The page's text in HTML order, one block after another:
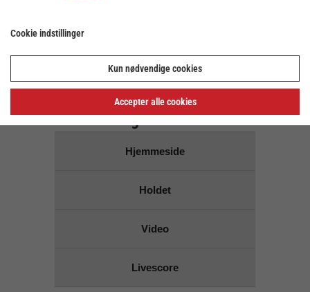
dato
Skanderborg Håndbold
Hjemmeside
Holdet
Video
Livescore
Cookie indstillinger
Kun nødvendige cookies
Accepter alle cookies